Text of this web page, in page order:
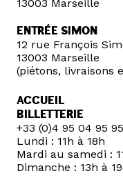
13003 Marseille
ENTRÉE SIMON
12 rue François
13003 Marseille
(piétons, livraisons
ACCUEIL
BILLETTERIE
+33 (0)4 95 04 95 95
Lundi : 11h à 18h
Mardi au samedi :
Dimanche : 13h à